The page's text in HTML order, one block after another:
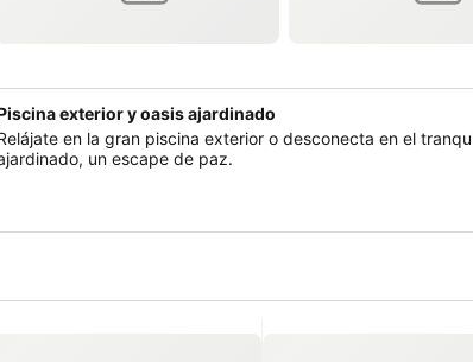
exterior y oasis ajardinado
en la gran piscina exterior o desconecta en el
un escape de paz.